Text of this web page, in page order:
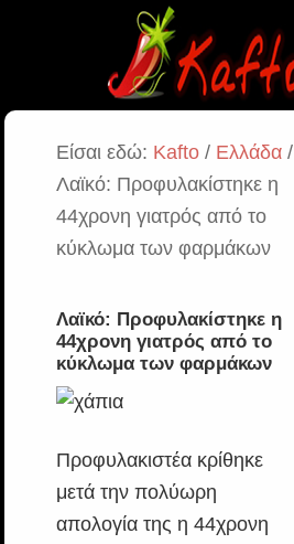
Είσαι εδώ: Kafto/ Ελλάδα/
Λαϊκό: Προφυλακίστηκε η
44χρονη γιατρός από το
κύκλωμα των φαρμάκων
Λαϊκό: Προφυλακίστηκε η
44χρονη γιατρός από το
κύκλωμα των φαρμάκων
Προφυλακιστέα κρίθηκε
μετά την πολύωρη
απολογία της η 44χρονη